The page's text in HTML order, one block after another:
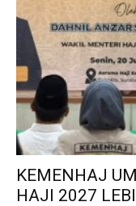
KEMENHAJ
HAJI 2027